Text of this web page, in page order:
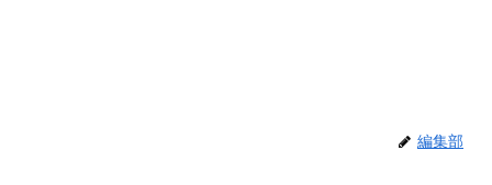
編集部